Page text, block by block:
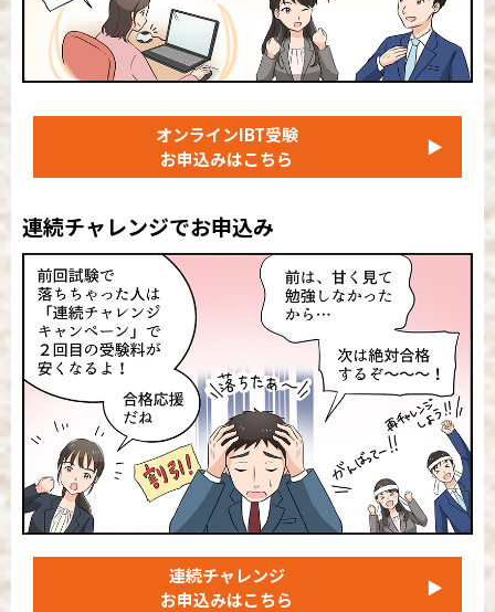
オンラインIBT受験
お申込みはこちら
▶
連続チャレンジでお申込み
連続チャレンジ
お申込みはこちら
▶